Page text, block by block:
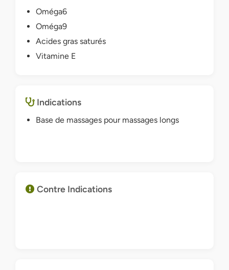
Oméga6
Oméga9
Acides gras saturés
Vitamine E
Indications
Base de massages pour massages longs
Contre Indications